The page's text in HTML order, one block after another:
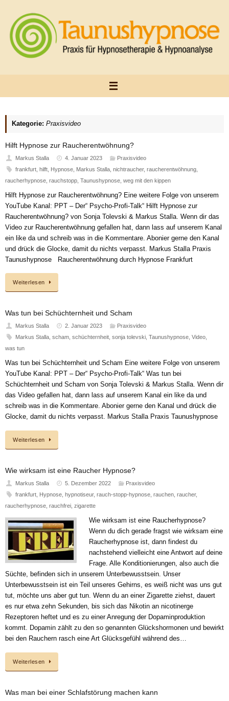
springen
Kategorie: Praxisvideo
Hilft Hypnose zur Raucherentwöhnung?
Markus Stalla 4. Januar 2023
Praxisvideo
frankfurt, hilft, Hypnose, Markus Stalla, nichtraucher, raucherentwöhnung,
raucherhypnose rauchstopp Taunushypnose weg mit den kippen
Hilft Hypnose zur Raucherentwöhnung? Eine weitere Folge von unserem
YouTube Kanal: PPT – Der“ Psycho-Profi-Talk“ Hilft Hypnose zur
Raucherentwöhnung? von Sonja Tolevski & Markus Stalla. Wenn dir das
Video zur Raucherentwöhnung gefallen hat, dann lass auf unserem Kanal
ein like da und schreib was in die Kommentare. Abonier gerne den Kanal
und drück die Glocke, damit du nichts verpasst. Markus Stalla Praxis
Taunushypnose Raucherentwöhnung durch Hypnose Frankfurt
Weiterlesen
Was tun bei Schüchternheit und Scham
Markus Stalla 2. Januar 2023
Praxisvideo
Markus Stalla, scham, schüchternheit, sonja tolevski, Taunushypnose, Video,
was tun
Was tun bei Schüchternheit und Scham Eine weitere Folge von unserem
YouTube Kanal: PPT – Der“ Psycho-Profi-Talk“ Was tun bei
Schüchternheit und Scham von Sonja Tolevski & Markus Stalla. Wenn dir
das Video gefallen hat, dann lass auf unserem Kanal ein like da und
schreib was in die Kommentare. Abonier gerne den Kanal und drück die
Glocke, damit du nichts verpasst. Markus Stalla Praxis Taunushypnose
Weiterlesen
Wie wirksam ist eine Raucher Hypnose?
Markus Stalla 5. Dezember 2022
Praxisvideo
frankfurt, Hypnose, hypnotiseur, rauch-stopp-hypnose, rauchen, raucher,
raucherhypnose rauchfrei zigarette
Wie wirksam ist eine Raucherhypnose?
Wenn du dich gerade fragst wie wirksam eine
Raucherhypnose ist, dann findest du
nachstehend vielleicht eine Antwort auf deine
Frage. Alle Konditionierungen, also auch die
Süchte, befinden sich in unserem Unterbewusstsein. Unser
Unterbewusstsein ist ein Teil unseres Gehirns, es weiß nicht was uns gut
tut, möchte uns aber gut tun. Wenn du an einer Zigarette ziehst, dauert
es nur etwa zehn Sekunden, bis sich das Nikotin an nicotinerge
Rezeptoren heftet und es zu einer Anregung der Dopaminproduktion
kommt. Dopamin zählt zu den so genannten Glückshormonen und bewirkt
bei den Rauchern rasch eine Art Glücksgefühl während des…
Weiterlesen
Was man bei einer Schlafstörung machen kann